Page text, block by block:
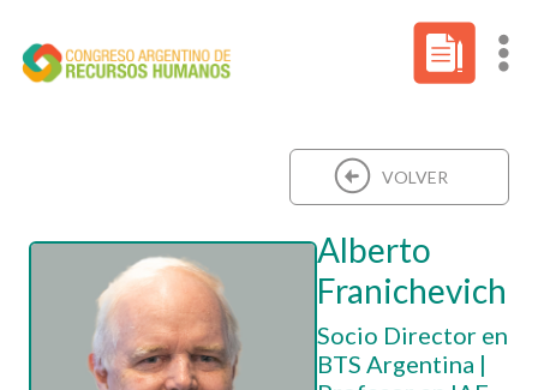
VOLVER
Alberto
Franichevich
Socio Director en
BTS Argentina |